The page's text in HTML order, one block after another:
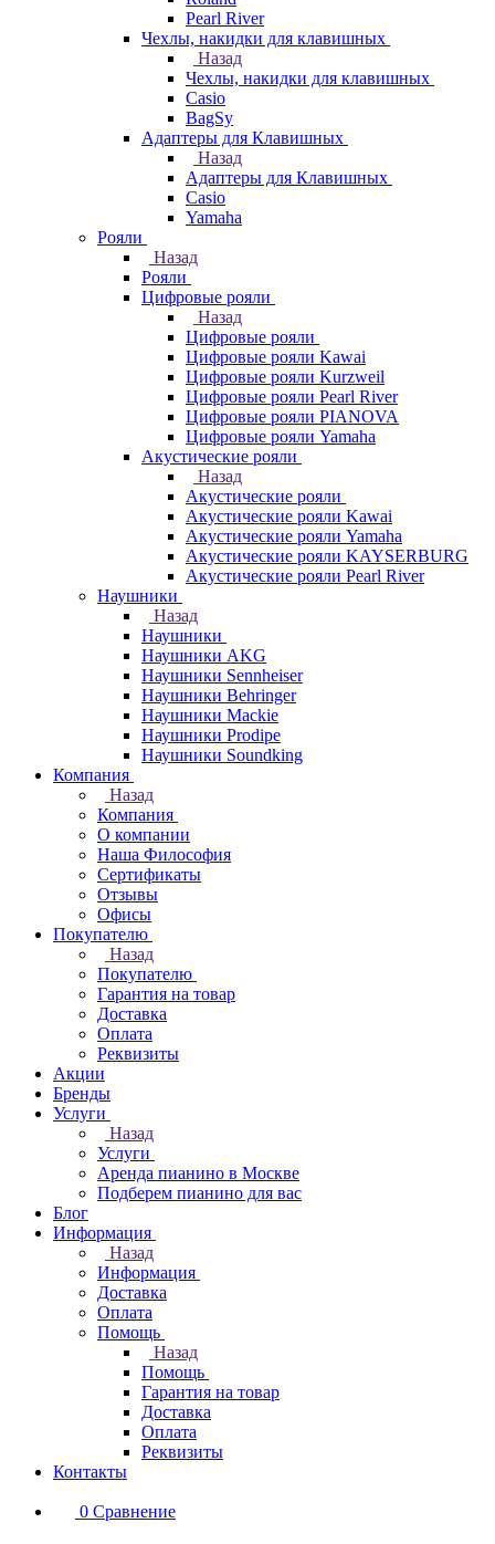
Pearl River
Чехлы, накидки для клавишных
Назад
Чехлы, накидки для клавишных
Casio
BagSy
Адаптеры для Клавишных
Назад
Адаптеры для Клавишных
Casio
Yamaha
Рояли
Назад
Рояли
Цифровые рояли
Назад
Цифровые рояли
Цифровые рояли Kawai
Цифровые рояли Kurzweil
Цифровые рояли Pearl River
Цифровые рояли PIANOVA
Цифровые рояли Yamaha
Акустические рояли
Назад
Акустические рояли
Акустические рояли Kawai
Акустические рояли Yamaha
Акустические рояли KAYSERBURG
Акустические рояли Pearl River
Наушники
Назад
Наушники
Наушники AKG
Наушники Sennheiser
Наушники Behringer
Наушники Mackie
Наушники Prodipe
Наушники Soundking
Компания
Назад
Компания
О компании
Наша Философия
Сертификаты
Отзывы
Офисы
Покупателю
Назад
Покупателю
Гарантия на товар
Доставка
Оплата
Реквизиты
Акции
Бренды
Услуги
Назад
Услуги
Аренда пианино в Москве
Подберем пианино для вас
Блог
Информация
Назад
Информация
Доставка
Оплата
Помощь
Назад
Помощь
Гарантия на товар
Доставка
Оплата
Реквизиты
Контакты
0 Сравнение